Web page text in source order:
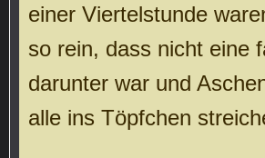
einer Viertelstunde
so rein, dass nicht eine
darunter war und
alle ins Töpfchen